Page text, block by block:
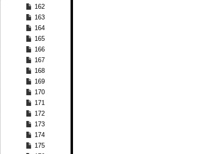
162
163
164
165
166
167
168
169
170
171
172
173
174
175